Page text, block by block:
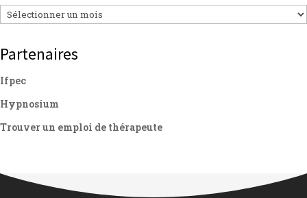
Archives
Partenaires
Ifpec
Hypnosium
Trouver un emploi de thérapeute